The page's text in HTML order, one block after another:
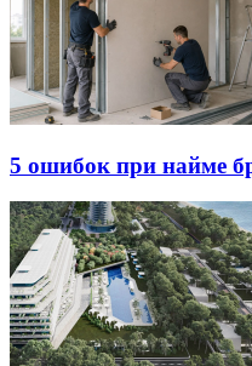
5 ошибок при найме